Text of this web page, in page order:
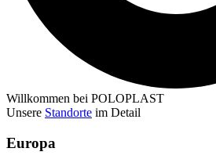
Willkommen bei POLOPLAST
Unsere Standorte im Detail
Europa